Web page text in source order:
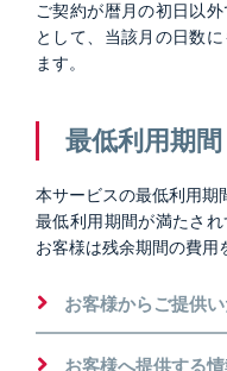
ご契約が暦月の初日以
として、当該月の日数
ます。
最低利用期間
本サービスの最低利用期
最低利用期間が満たされ
お客様は残余期間の費用
お客様からご提供
お客様へ提供する情